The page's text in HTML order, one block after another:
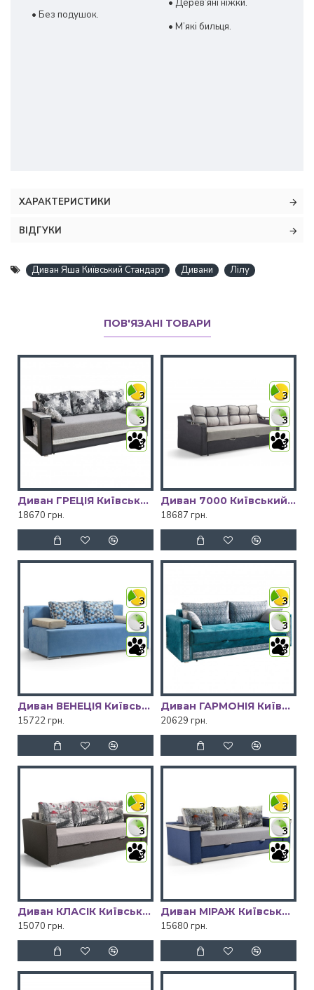
• Без подушок.
• Дерев’яні ніжки.
• М’які бильця.
ХАРАКТЕРИСТИКИ
ВІДГУКИ
Диван Яша Київський Стандарт Дивани Лілу
ПОВ'ЯЗАНІ ТОВАРИ
3
3
3
Диван ГРЕЦІЯ Київський Стандарт
18670 грн.
3
3
3
Диван 7000 Київський Стандарт
18687 грн.
3
3
3
Диван ВЕНЕЦІЯ Київський Стандарт
15722 грн.
3
3
3
Диван ГАРМОНІЯ Київський Стандарт
20629 грн.
3
3
3
Диван КЛАСІК Київський Стандарт
15070 грн.
3
3
3
Диван МІРАЖ Київський Стандарт
15680 грн.